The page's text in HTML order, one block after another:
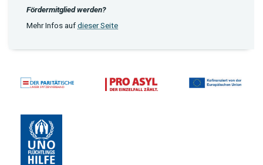
Fördermitglied werden?
Mehr Infos aufdieser Seite